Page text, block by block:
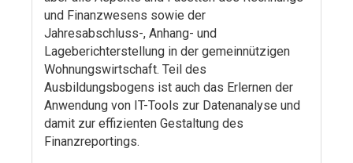
und Finanzwesens sowie der
Jahresabschluss-, Anhang- und
Lageberichterstellung in der gemeinnützigen
Wohnungswirtschaft. Teil des
Ausbildungsbogens ist auch das Erlernen der
Anwendung von IT-Tools zur Datenanalyse und
damit zur effizienten Gestaltung des
Finanzreportings.